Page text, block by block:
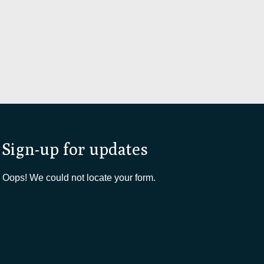
Sign-up for updates
Oops! We could not locate your form.